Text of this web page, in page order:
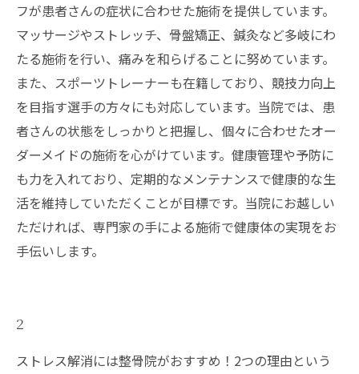
フが患者さんの症状に合わせた施術を提供しています。
マッサージやストレッチ、骨盤矯正、鍼灸など多岐にわ
たる施術を行い、痛みを和らげることに努めています。
また、スポーツトレーナーも在籍しており、競技力向上
を目指す選手の方々にも対応しています。当院では、患
者さんの状態をしっかりと把握し、個々に合わせたオー
ダーメイドの施術を心がけています。健康管理や予防に
も力を入れており、定期的なメンテナンスで健康的な生
活を維持していただくことが目標です。当院にお越しい
ただければ、専門家の手による施術で健康体の実現をお
手伝いします。
2
ストレス解消には整骨院がおすすめ！2つの理由という